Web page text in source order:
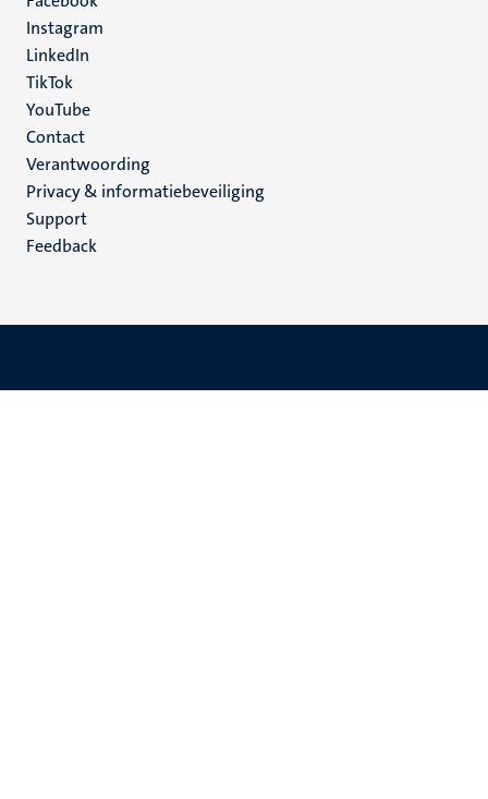
media
Instagram
LinkedIn
TikTok
YouTube
Menu
footer
(NL)
Contact
Verantwoording
Privacy & informatiebeveiliging
Support
Feedback